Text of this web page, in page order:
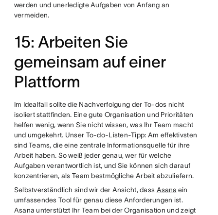
werden und unerledigte Aufgaben von Anfang an
vermeiden.
15: Arbeiten Sie
gemeinsam auf einer
Plattform
Im Idealfall sollte die Nachverfolgung der To-dos nicht
isoliert stattfinden. Eine gute Organisation und Prioritäten
helfen wenig, wenn Sie nicht wissen, was Ihr Team macht
und umgekehrt. Unser To-do-Listen-Tipp: Am effektivsten
sind Teams, die eine zentrale Informationsquelle für ihre
Arbeit haben. So weiß jeder genau, wer für welche
Aufgaben verantwortlich ist, und Sie können sich darauf
konzentrieren, als Team bestmögliche Arbeit abzuliefern.
Selbstverständlich sind wir der Ansicht, dass Asana ein
umfassendes Tool für genau diese Anforderungen ist.
Asana unterstützt Ihr Team bei der Organisation und zeigt